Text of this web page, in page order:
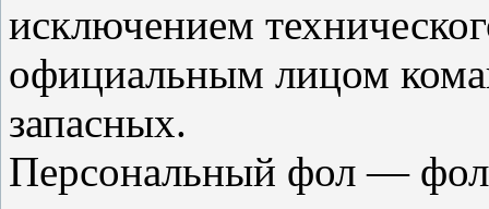
исключением
официальным лицом
запасных.
Персональный фол — фол,